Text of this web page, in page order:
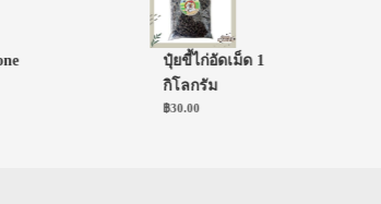
ปุ๋ยขี้ไก่อัดเม็ด 1
กิโลกรัม
30.00